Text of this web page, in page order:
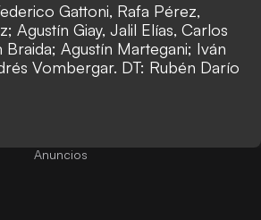
Gattoni, Rafa Pérez,
Agustín Giay, Jalil Elías, Carlos
Agustín Martegani; Iván
Vombergar. DT: Rubén Darío
Anuncios